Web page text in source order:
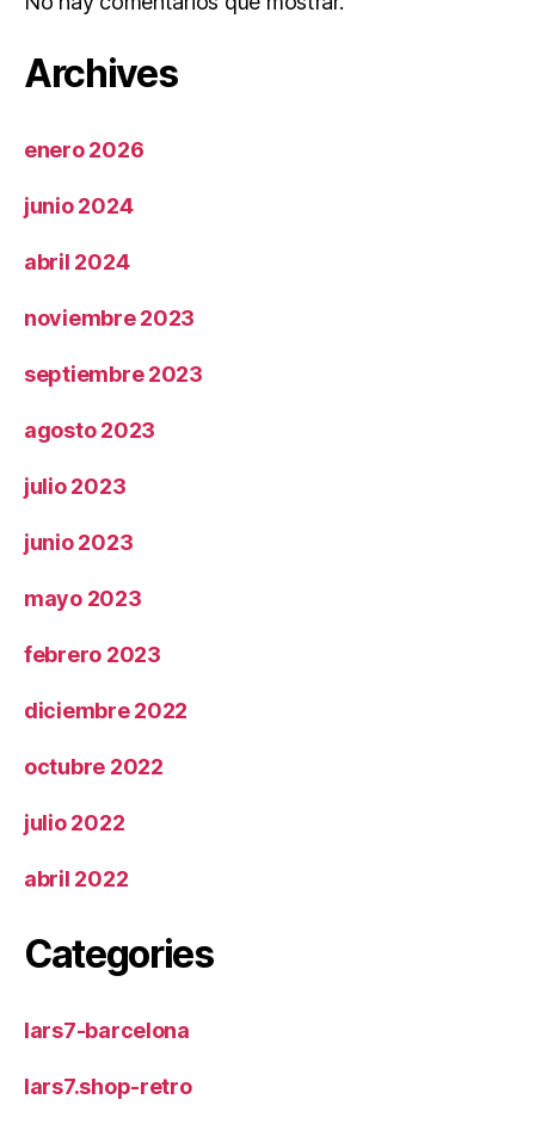
Archives
enero 2026
junio 2024
abril 2024
noviembre 2023
septiembre 2023
agosto 2023
julio 2023
junio 2023
mayo 2023
febrero 2023
diciembre 2022
octubre 2022
julio 2022
abril 2022
Categories
lars7-barcelona
lars7.shop-retro